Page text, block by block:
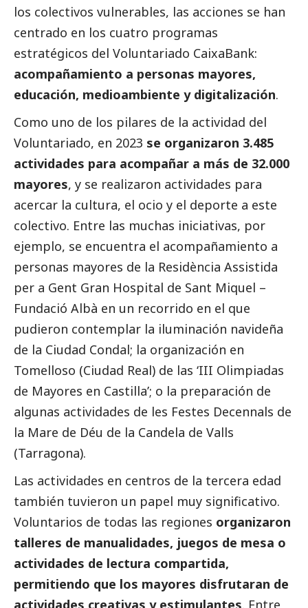
los colectivos vulnerables, las acciones se han
centrado en los cuatro programas
estratégicos del Voluntariado CaixaBank:
acompañamiento a personas mayores,
educación, medioambiente y digitalización.
Como uno de los pilares de la actividad del
Voluntariado, en 2023 se organizaron 3.485
actividades para acompañar a más de 32.000
mayores, y se realizaron actividades para
acercar la cultura, el ocio y el deporte a este
colectivo. Entre las muchas iniciativas, por
ejemplo, se encuentra el acompañamiento a
personas mayores de la Residència Assistida
per a Gent Gran Hospital de Sant Miquel –
Fundació Albà en un recorrido en el que
pudieron contemplar la iluminación navideña
de la Ciudad Condal; la organización en
Tomelloso (Ciudad Real) de las ‘III Olimpiadas
de Mayores en Castilla’; o la preparación de
algunas actividades de les Festes Decennals de
la Mare de Déu de la Candela de Valls
(Tarragona).
Las actividades en centros de la tercera edad
también tuvieron un papel muy significativo.
Voluntarios de todas las regiones organizaron
talleres de manualidades, juegos de mesa o
actividades de lectura compartida,
permitiendo que los mayores disfrutaran de
actividades creativas y estimulantes. Entre